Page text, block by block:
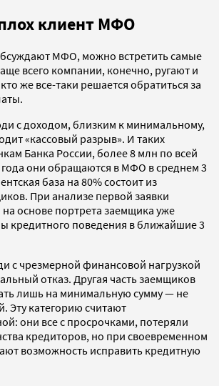
клиент МФО
МФО, можно встретить самые
всего компании, конечно, ругают и
же все-таки решается обратиться за
с доходом, близким к минимальному,
«кассовый разрыв». И таких
Банка России, более 8 млн по всей
года они обращаются в МФО в среднем 3
база на 80% состоит из
При анализе первой заявки
основе портрета заемщика уже
кредитного поведения в ближайшие 3
с чрезмерной финансовой нагрузкой
отказ. Другая часть заемщиков
лишь на минимальную сумму — не
Эту категорию считают
они все с просрочками, потеряли
кредиторов, но при своевременном
возможность исправить кредитную